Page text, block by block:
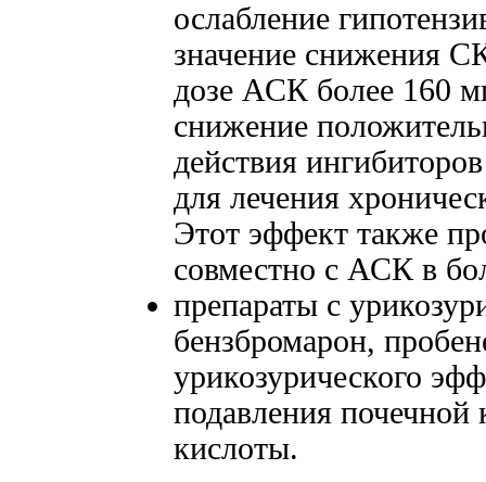
ослабление
значение снижения
дозе АСК более 160
снижение
действия
для лечения
Этот эффект также
совместно с АСК в
препараты с
бензбромарон,
урикозурического
подавления почечной
кислоты.